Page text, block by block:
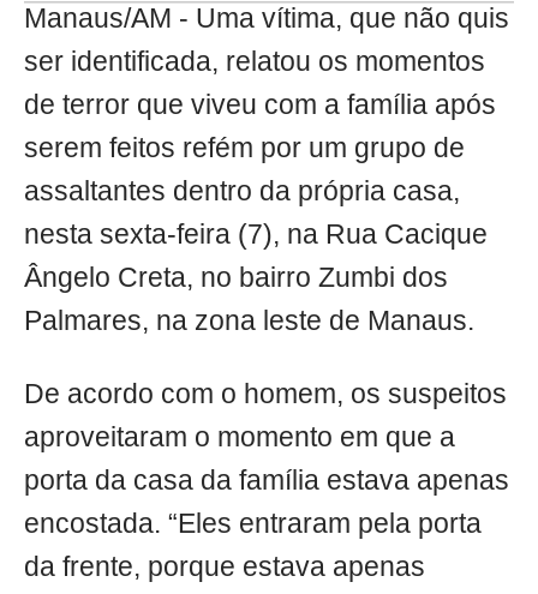
Manaus/AM - Uma vítima, que não quis
ser identificada, relatou os momentos
de terror que viveu com a família após
serem feitos refém por um grupo de
assaltantes dentro da própria casa,
nesta sexta-feira (7), na Rua Cacique
Ângelo Creta, no bairro Zumbi dos
Palmares, na zona leste de Manaus.
De acordo com o homem, os suspeitos
aproveitaram o momento em que a
porta da casa da família estava apenas
encostada. “Eles entraram pela porta
da frente, porque estava apenas